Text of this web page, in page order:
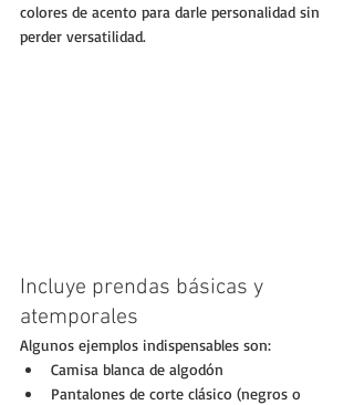
colores de acento para darle personalidad sin
perder versatilidad.
Incluye prendas básicas y
atemporales
Algunos ejemplos indispensables son:
Camisa blanca de algodón
Pantalones de corte clásico (negros o